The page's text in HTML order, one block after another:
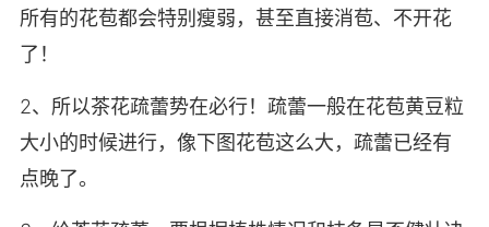
所有的花苞都会特别瘦弱，甚至直接消苞、不开花
了！
2、所以茶花疏蕾势在必行！疏蕾一般在花苞黄豆粒
大小的时候进行，像下图花苞这么大，疏蕾已经有
点晚了。